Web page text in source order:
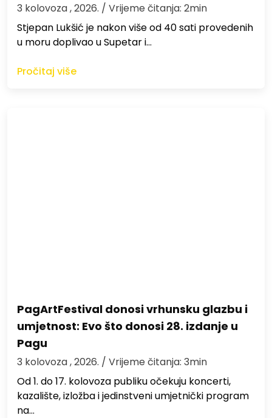
3 kolovoza , 2026. / Vrijeme čitanja: 2min
St​jepan Lukšić je nakon više od 40 sati provedenih
u moru doplivao u Supetar i…
Pročitaj više
PagArtFestival donosi vrhunsku glazbu i
umjetnost: Evo što donosi 28. izdanje u
Pagu
3 kolovoza , 2026. / Vrijeme čitanja: 3min
Od 1. do 17. kolovoza publiku očekuju koncerti,
kazalište, izložba i jedinstveni umjetnički program
na…